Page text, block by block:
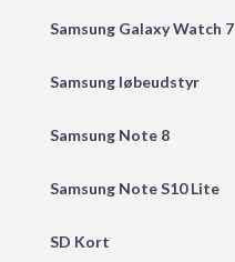
Samsung Galaxy Watch 7
Samsung løbeudstyr
Samsung Note 8
Samsung Note S10 Lite
SD Kort